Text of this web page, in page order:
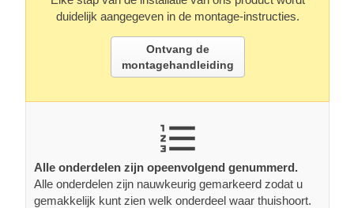
duidelijk aangegeven in de montage-instructies.
Ontvang de
montagehandleiding
Alle onderdelen zijn opeenvolgend genummerd.
Alle onderdelen zijn nauwkeurig gemarkeerd zodat u
gemakkelijk kunt zien welk onderdeel waar thuishoort.